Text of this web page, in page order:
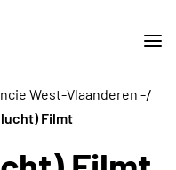
West-Vlaanderen -/
Filmt